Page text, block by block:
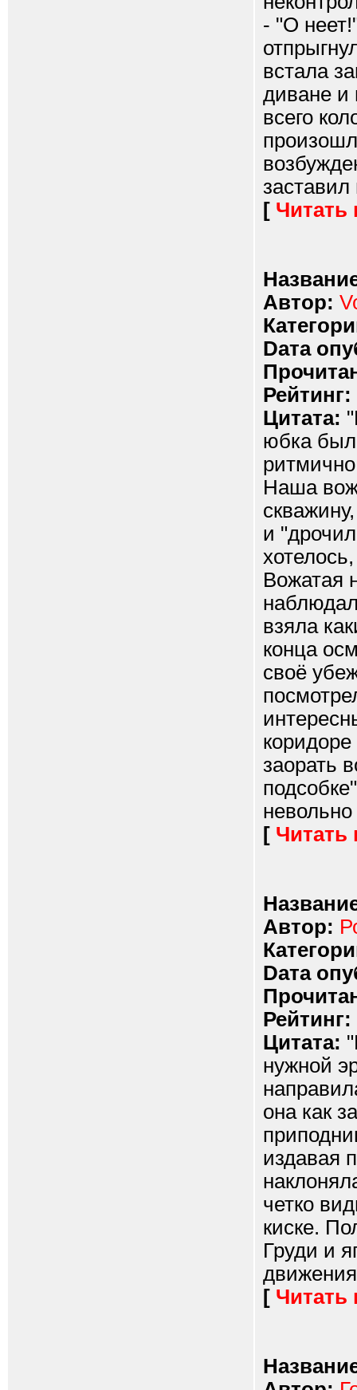
- "О
встала
диване и
всего
заставил
[ Читать
Автор:
Dата
Рейтинг:
Цитата:
юбка
Наша
и
Вожатая
взяла
конца
своё
заорать
[ Читать
Автор:
Dата
Рейтинг:
Цитата:
нужной
она как
издавая
четко
киске.
Груди и
[ Читать